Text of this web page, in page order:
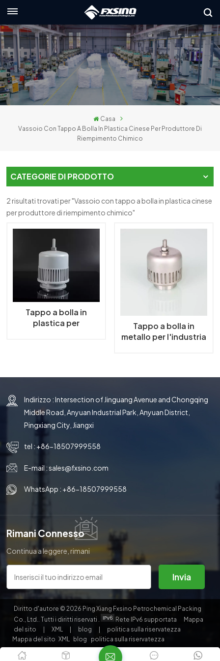
국의
Casa
Vassoio Con Tappo A Bolla In Plastica Cinese Per Produttore Di
Riempimento Chimico
CATEGORIE DI PRODOTTO
2 risultati trovati per "Vassoio con tappo a bolla in plastica cinese
per produttore di riempimento chimico"
Tappo a bolla in
plastica per
Tappo a bolla in
metallo per l'industria
Indirizzo : Intersection of Jinguang Avenue and Chongqing
Middle Road, Anyuan Industrial Park, Anyuan District,
Pingxiang City, Jiangxi
tel : +86-18507999558
E-mail :sales@fxsino.com
WhatsApp : +86-18507999558
Rimani Connesso
Continua a leggere, rimani
aggiornato, iscriviti e ti
invitiamo a dirci cosa ne pensi.
Invia
Diritto d'autore © 2026 Ping Xiang Fxsino Petrochemical Packing
Co., Ltd.. Tutti i diritti riservati .
Rete IPv6 supportata
Mappa
del sito
XML blog
politica sulla riservatezza
Mappa del sito XML blog politica sulla riservatezza